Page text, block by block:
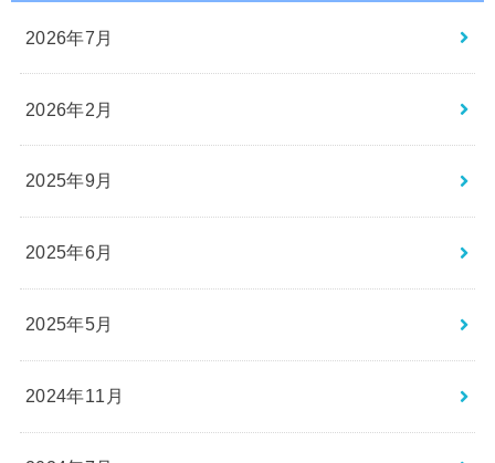
2026年7月
2026年2月
2025年9月
2025年6月
2025年5月
2024年11月